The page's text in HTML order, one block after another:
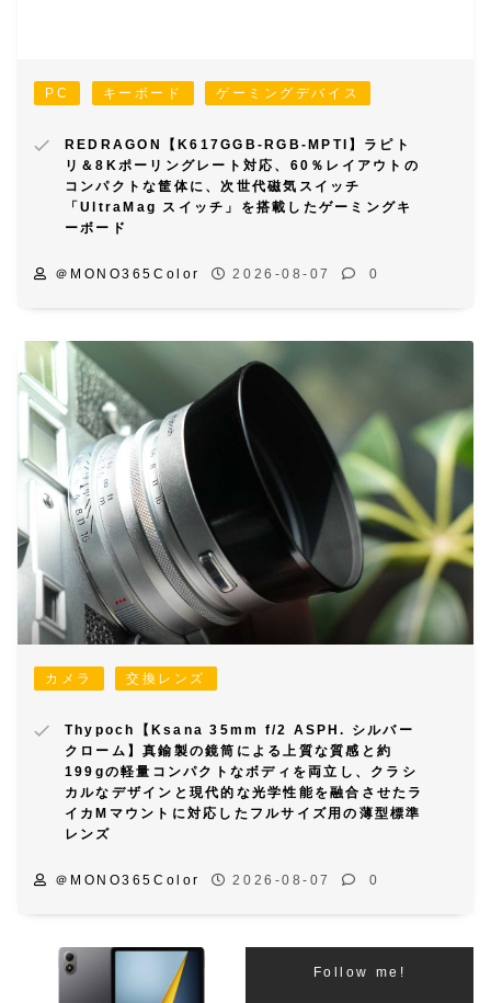
PC キーボード ゲーミングデバイス
REDRAGON【K617GGB-RGB-MPTI】ラピト
リ＆8Kポーリングレート対応、60％レイアウトの
コンパクトな筐体に、次世代磁気スイッチ
「UltraMag スイッチ」を搭載したゲーミングキ
ーボード
＠MONO365Color 2026-08-07 0
カメラ 交換レンズ
Thypoch【Ksana 35mm f/2 ASPH. シルバー
クローム】真鍮製の鏡筒による上質な質感と約
199gの軽量コンパクトなボディを両立し、クラシ
カルなデザインと現代的な光学性能を融合させたラ
イカMマウントに対応したフルサイズ用の薄型標準
レンズ
＠MONO365Color 2026-08-07 0
Follow me!